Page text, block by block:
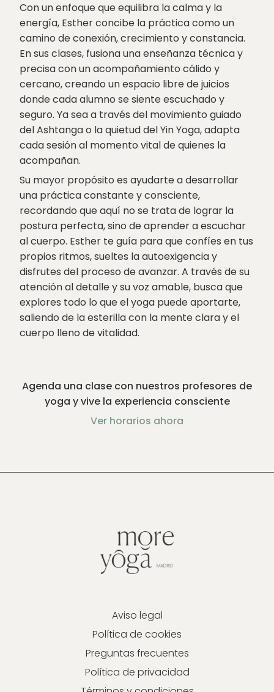
Con un enfoque que equilibra la calma y la
energía, Esther concibe la práctica como un
camino de conexión, crecimiento y constancia.
En sus clases, fusiona una enseñanza técnica y
precisa con un acompañamiento cálido y
cercano, creando un espacio libre de juicios
donde cada alumno se siente escuchado y
seguro. Ya sea a través del movimiento guiado
del Ashtanga o la quietud del Yin Yoga, adapta
cada sesión al momento vital de quienes la
acompañan.
Su mayor propósito es ayudarte a desarrollar
una práctica constante y consciente,
recordando que aquí no se trata de lograr la
postura perfecta, sino de aprender a escuchar
al cuerpo. Esther te guía para que confíes en tus
propios ritmos, sueltes la autoexigencia y
disfrutes del proceso de avanzar. A través de su
atención al detalle y su voz amable, busca que
explores todo lo que el yoga puede aportarte,
saliendo de la esterilla con la mente clara y el
cuerpo lleno de vitalidad.
Agenda una clase con nuestros profesores de
yoga y vive la experiencia consciente
Ver horarios ahora
Aviso legal
Política de cookies
Preguntas frecuentes
Política de privacidad